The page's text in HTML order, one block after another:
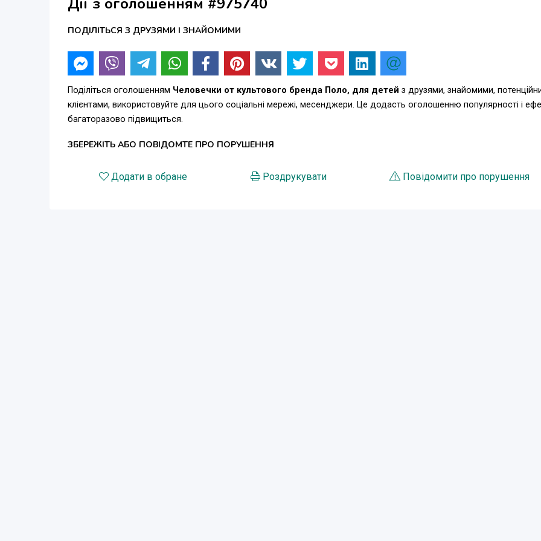
ПОДІЛІТЬСЯ З ДРУЗЯМИ І ЗНАЙОМИМИ
Поділіться оголошенням Человечки от культового бренда Поло, для детей з друзями, знайомими,
клієнтами, використовуйте для цього соціальні мережі, месенджери. Це додасть оголошенню популярності і
багаторазово підвищиться.
ЗБЕРЕЖІТЬ АБО ПОВІДОМТЕ ПРО ПОРУШЕННЯ
Додати в обране Роздрукувати Повідомити про порушення